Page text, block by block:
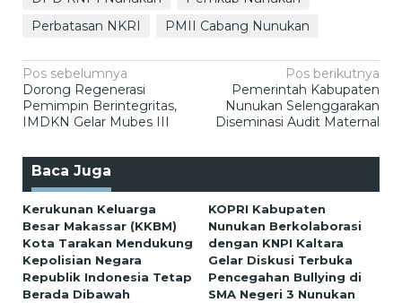
Perbatasan NKRI
PMII Cabang Nunukan
Navigasi
pos
Pos sebelumnya
Dorong Regenerasi
Pemimpin Berintegritas,
IMDKN Gelar Mubes III
Pos berikutnya
Pemerintah Kabupaten
Nunukan Selenggarakan
Diseminasi Audit Maternal
Baca Juga
Kerukunan Keluarga
Besar Makassar (KKBM)
Kota Tarakan Mendukung
Kepolisian Negara
Republik Indonesia Tetap
Berada Dibawah
KOPRI Kabupaten
Nunukan Berkolaborasi
dengan KNPI Kaltara
Gelar Diskusi Terbuka
Pencegahan Bullying di
SMA Negeri 3 Nunukan